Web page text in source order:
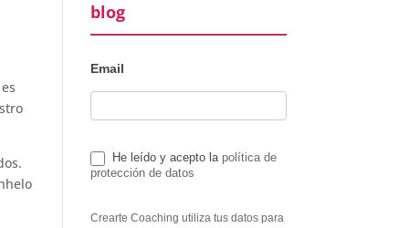
blog
Email
He leído y acepto la política de
protección de datos
Crearte Coaching utiliza tus datos para